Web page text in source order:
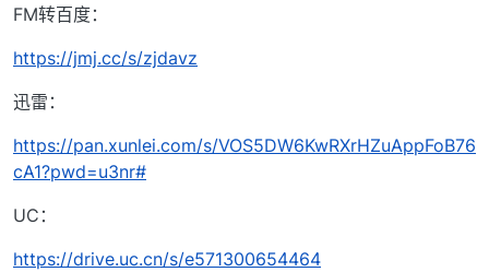
FM转百度：
https://jmj.cc/s/zjdavz
迅雷：
https://pan.xunlei.com/s/VOS5DW6KwRXrHZuAppFoB76
cA1?pwd=u3nr#
UC：
https://drive.uc.cn/s/e571300654464